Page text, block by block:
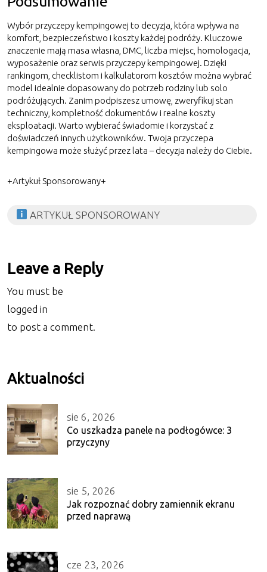
Wybór przyczepy kempingowej to decyzja, która wpływa na
komfort, bezpieczeństwo i koszty każdej podróży. Kluczowe
znaczenie mają masa własna, DMC, liczba miejsc, homologacja,
wyposażenie oraz serwis przyczepy kempingowej. Dzięki
rankingom, checklistom i kalkulatorom kosztów można wybrać
model idealnie dopasowany do potrzeb rodziny lub solo
podróżujących. Zanim podpiszesz umowę, zweryfikuj stan
techniczny, kompletność dokumentów i realne koszty
eksploatacji. Warto wybierać świadomie i korzystać z
doświadczeń innych użytkowników. Twoja przyczepa
kempingowa może służyć przez lata – decyzja należy do Ciebie.
+Artykuł Sponsorowany+
ARTYKUŁ SPONSOROWANY
Leave a Reply
You must be
logged in
to post a comment.
Aktualności
sie 6, 2026
Co uszkadza panele na podłogówce: 3
przyczyny
sie 5, 2026
Jak rozpoznać dobry zamiennik ekranu
przed naprawą
cze 23, 2026